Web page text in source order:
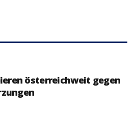
österreichweit gegen